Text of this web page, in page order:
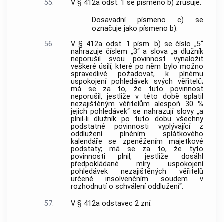
55. V § 412a odst. 1 se písmeno b) zrušuje.
Dosavadní písmeno c) se
označuje jako písmeno b).
56.
V § 412a odst. 1 písm. b) se číslo „5“
nahrazuje číslem „3“ a slova „a dlužník
neporušil svou povinnost vynaložit
veškeré úsilí, které po něm bylo možno
spravedlivě požadovat, k plnému
uspokojení pohledávek svých věřitelů;
má se za to, že tuto povinnost
neporušil, jestliže v této době splatil
nezajištěným věřitelům alespoň 30 %
jejich pohledávek“ se nahrazují slovy „a
plnil-li dlužník po tuto dobu všechny
podstatné povinnosti vyplývající z
oddlužení plněním splátkového
kalendáře se zpeněžením majetkové
podstaty; má se za to, že tyto
povinnosti plnil, jestliže dosáhl
předpokládané míry uspokojení
pohledávek nezajištěných věřitelů
určené insolvenčním soudem v
rozhodnutí o schválení oddlužení“.
57.
V § 412a odstavec 2 zní: